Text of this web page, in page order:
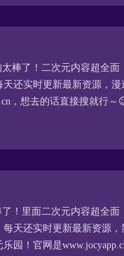
太棒了！二次元内容超全面
还实时更新最新资源，漫
，想去的话直接搜就行～
了！里面二次元内容超全面
每天还实时更新最新资源，
园！官网是